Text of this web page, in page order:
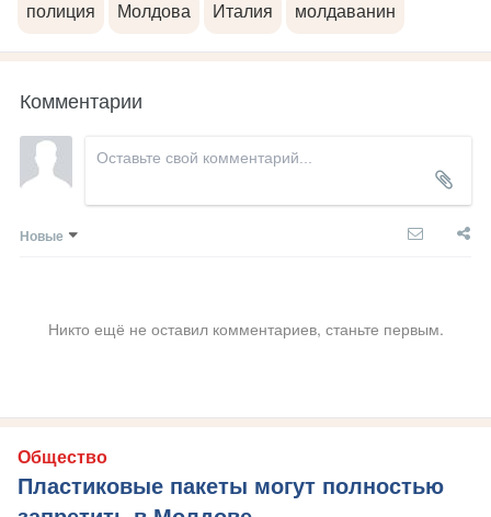
полиция Молдова Италия молдаванин
Комментарии
Новые
Никто ещё не оставил комментариев, станьте первым.
Общество
Пластиковые пакеты могут полностью